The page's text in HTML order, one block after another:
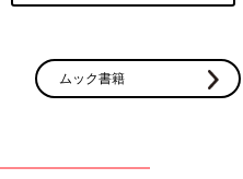
はい。そうです。なので「決
られるのが嫌だ」と言ったら冷
ムック書籍